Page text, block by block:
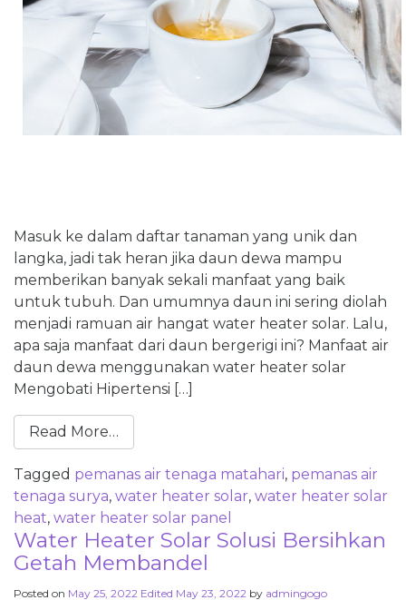
Masuk ke dalam daftar tanaman yang unik dan
langka, jadi tak heran jika daun dewa mampu
memberikan banyak sekali manfaat yang baik
untuk tubuh. Dan umumnya daun ini sering diolah
menjadi ramuan air hangat water heater solar. Lalu,
apa saja manfaat dari daun bergerigi ini? Manfaat air
daun dewa menggunakan water heater solar
Mengobati Hipertensi […]
Read More…
Tagged pemanas air tenaga matahari, pemanas air
tenaga surya, water heater solar, water heater solar
heat, water heater solar panel
Water Heater Solar Solusi Bersihkan
Getah Membandel
Posted on May 25, 2022 Edited May 23, 2022 by admingogo